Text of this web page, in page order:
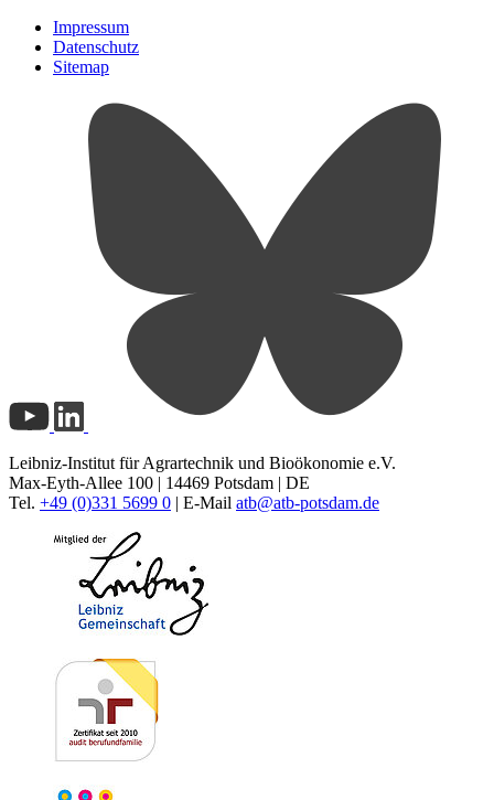
Impressum
Datenschutz
Sitemap
Leibniz-Institut für Agrartechnik und Bioökonomie e.V.
Max-Eyth-Allee 100 | 14469 Potsdam | DE
Tel. +49 (0)331 5699 0 | E-Mail atb@atb-potsdam.de